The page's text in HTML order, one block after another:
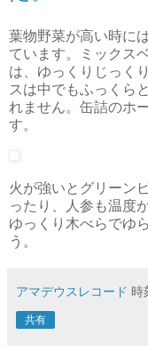
葉物野菜が高い時に
ています。ミックス
は、ゆっくりじっく
スは中でもふっくら
れません。缶詰のホ
す。
火が強いとグリーン
ったり、人参も温度
ゆっくり木べらでゆ
う。
アマデウスレコード 時
共有